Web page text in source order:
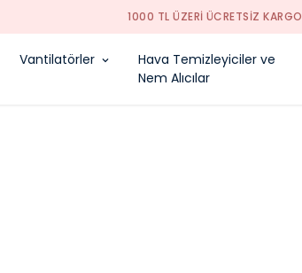
1000 TL ÜZERI ÜCRETSIZ KARGO
Vantilatörler
Hava Temizleyiciler ve
Nem Alıcılar